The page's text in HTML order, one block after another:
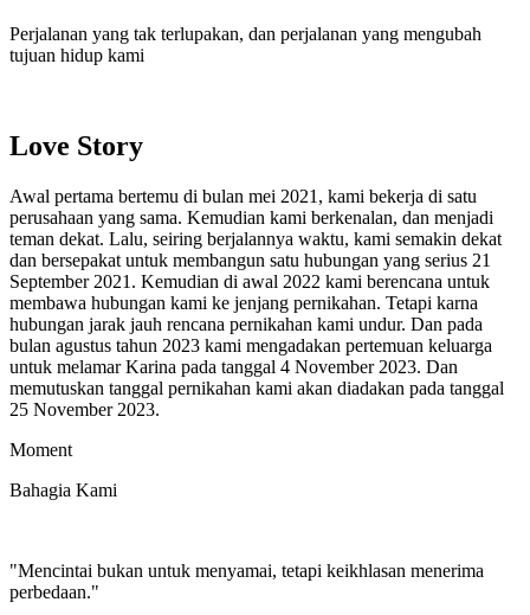
Perjalanan yang tak terlupakan, dan perjalanan yang mengubah
tujuan hidup kami
Love Story
Awal pertama bertemu di bulan mei 2021, kami bekerja di satu
perusahaan yang sama. Kemudian kami berkenalan, dan menjadi
teman dekat. Lalu, seiring berjalannya waktu, kami semakin dekat
dan bersepakat untuk membangun satu hubungan yang serius 21
September 2021. Kemudian di awal 2022 kami berencana untuk
membawa hubungan kami ke jenjang pernikahan. Tetapi karna
hubungan jarak jauh rencana pernikahan kami undur. Dan pada
bulan agustus tahun 2023 kami mengadakan pertemuan keluarga
untuk melamar Karina pada tanggal 4 November 2023. Dan
memutuskan tanggal pernikahan kami akan diadakan pada tanggal
25 November 2023.
Moment
Bahagia Kami
"Mencintai bukan untuk menyamai, tetapi keikhlasan menerima
perbedaan."